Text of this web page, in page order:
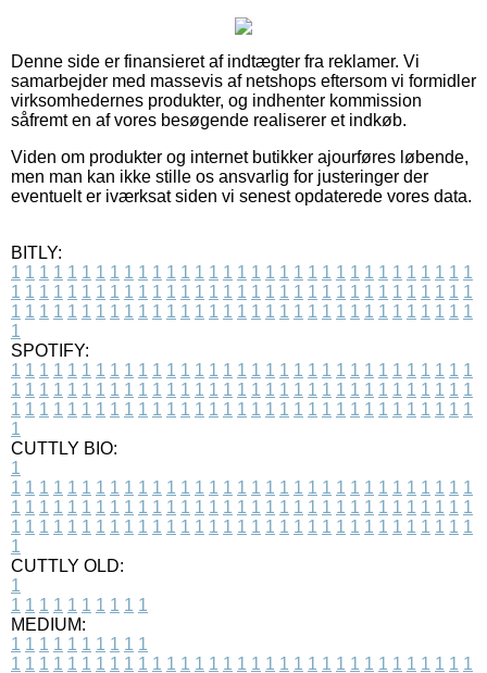
Denne side er finansieret af indtægter fra reklamer. Vi
samarbejder med massevis af netshops eftersom vi formidler
virksomhedernes produkter, og indhenter kommission
såfremt en af vores besøgende realiserer et indkøb.
Viden om produkter og internet butikker ajourføres løbende,
men man kan ikke stille os ansvarlig for justeringer der
eventuelt er iværksat siden vi senest opdaterede vores data.
BITLY:
1 1 1 1 1 1 1 1 1 1 1 1 1 1 1 1 1 1 1 1 1 1 1 1 1 1 1 1 1 1 1 1 1
1 1 1 1 1 1 1 1 1 1 1 1 1 1 1 1 1 1 1 1 1 1 1 1 1 1 1 1 1 1 1 1 1
1 1 1 1 1 1 1 1 1 1 1 1 1 1 1 1 1 1 1 1 1 1 1 1 1 1 1 1 1 1 1 1 1
1
SPOTIFY:
1 1 1 1 1 1 1 1 1 1 1 1 1 1 1 1 1 1 1 1 1 1 1 1 1 1 1 1 1 1 1 1 1
1 1 1 1 1 1 1 1 1 1 1 1 1 1 1 1 1 1 1 1 1 1 1 1 1 1 1 1 1 1 1 1 1
1 1 1 1 1 1 1 1 1 1 1 1 1 1 1 1 1 1 1 1 1 1 1 1 1 1 1 1 1 1 1 1 1
1
CUTTLY BIO:
1
1 1 1 1 1 1 1 1 1 1 1 1 1 1 1 1 1 1 1 1 1 1 1 1 1 1 1 1 1 1 1 1 1
1 1 1 1 1 1 1 1 1 1 1 1 1 1 1 1 1 1 1 1 1 1 1 1 1 1 1 1 1 1 1 1 1
1 1 1 1 1 1 1 1 1 1 1 1 1 1 1 1 1 1 1 1 1 1 1 1 1 1 1 1 1 1 1 1 1
1
CUTTLY OLD:
1
1 1 1 1 1 1 1 1 1 1
MEDIUM:
1 1 1 1 1 1 1 1 1 1
1 1 1 1 1 1 1 1 1 1 1 1 1 1 1 1 1 1 1 1 1 1 1 1 1 1 1 1 1 1 1 1 1